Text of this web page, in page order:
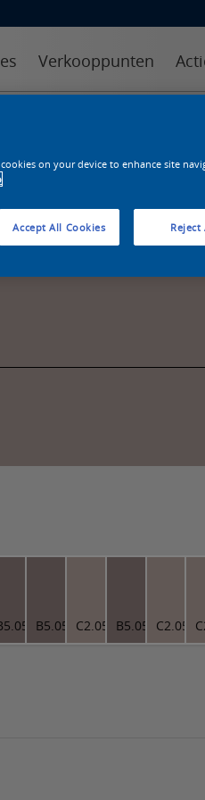
Verkooppunten
B5.05.52C2.05.67B5.05.52
on your device to enhance site
Reject
Accept All Cookies